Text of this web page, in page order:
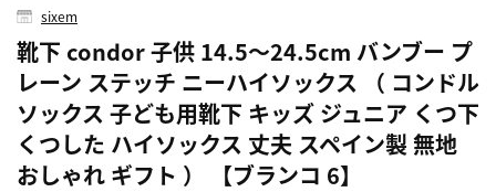
sixem
靴下 condor 子供 14.5～24.5cm バンブー プ
レーン ステッチ ニーハイソックス （ コンドル
ソックス 子ども用靴下 キッズ ジュニア くつ下
くつした ハイソックス 丈夫 スペイン製 無地
おしゃれ ギフト ） 【ブランコ 6】